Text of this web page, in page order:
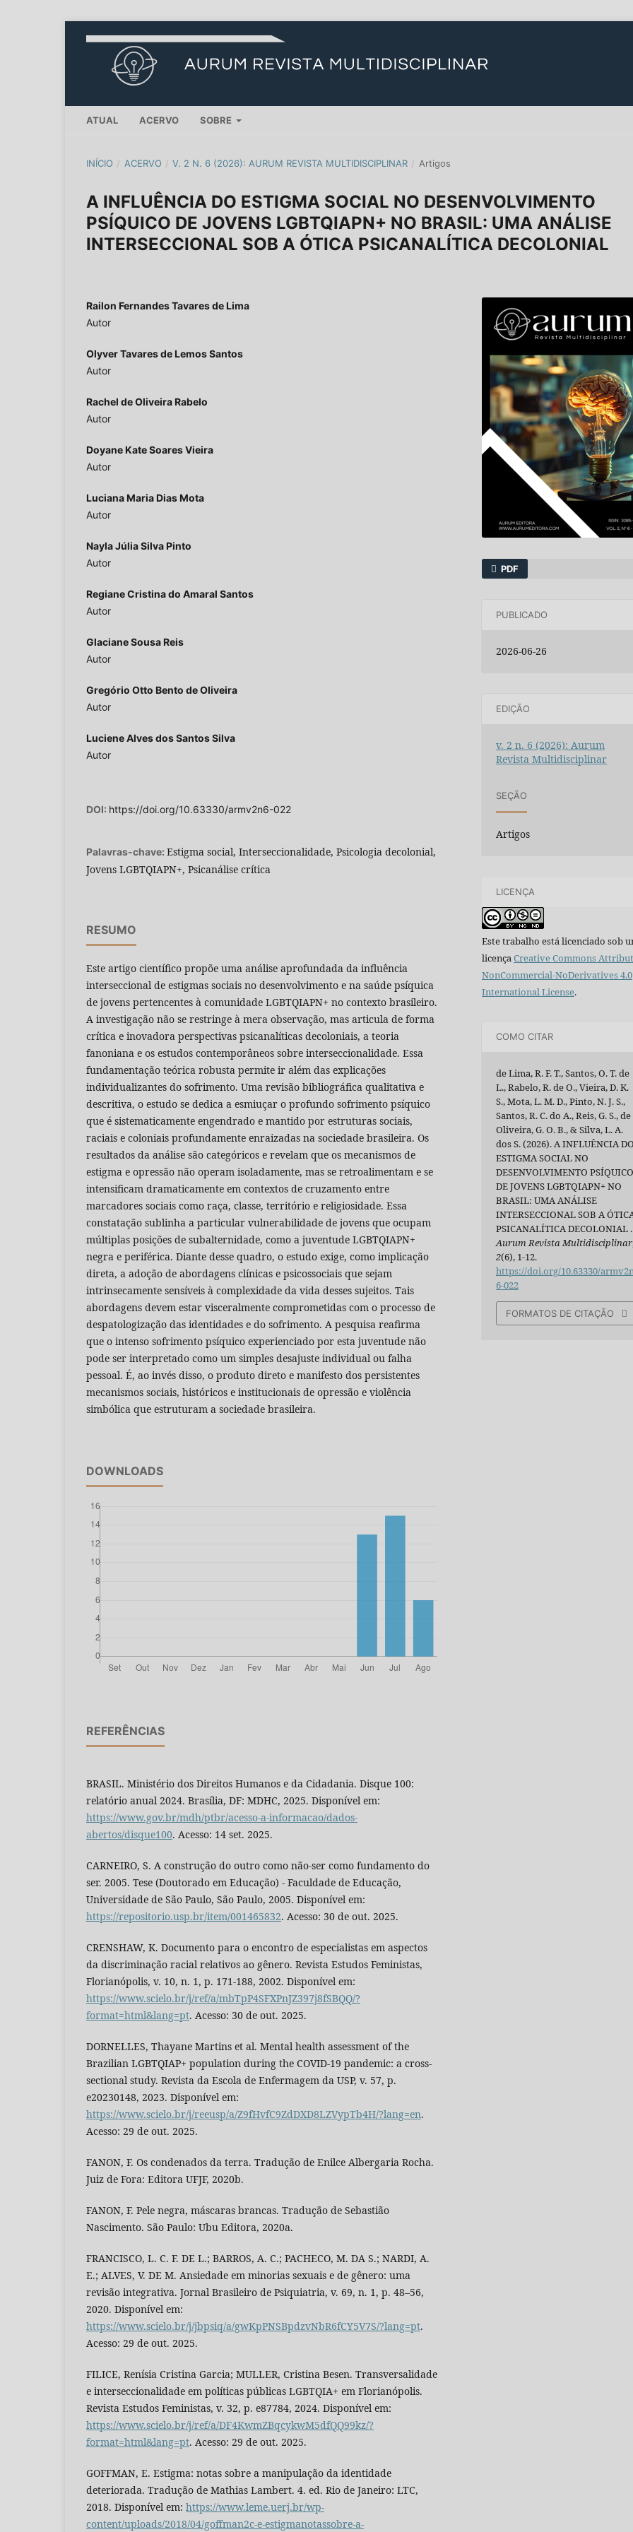
ATUAL ACERVO SOBRE
INÍCIO / ACERVO / V. 2 N. 6 (2026): AURUM REVISTA MULTIDISCIPLINAR / Artigos
A INFLUÊNCIA DO ESTIGMA SOCIAL NO DESENVOLVIMENTO
PSÍQUICO DE JOVENS LGBTQIAPN+ NO BRASIL: UMA ANÁLISE
INTERSECCIONAL SOB A ÓTICA PSICANALÍTICA DECOLONIAL
Railon Fernandes Tavares de Lima
Autor
Olyver Tavares de Lemos Santos
Autor
Rachel de Oliveira Rabelo
Autor
Doyane Kate Soares Vieira
Autor
Luciana Maria Dias Mota
Autor
Nayla Júlia Silva Pinto
Autor
Regiane Cristina do Amaral Santos
Autor
Glaciane Sousa Reis
Autor
Gregório Otto Bento de Oliveira
Autor
Luciene Alves dos Santos Silva
Autor
DOI: https://doi.org/10.63330/armv2n6-022
Palavras-chave: Estigma social, Interseccionalidade, Psicologia decolonial,
Jovens LGBTQIAPN+, Psicanálise crítica
RESUMO
Este artigo científico propõe uma análise aprofundada da influência
interseccional de estigmas sociais no desenvolvimento e na saúde psíquica
de jovens pertencentes à comunidade LGBTQIAPN+ no contexto brasileiro.
A investigação não se restringe à mera observação, mas articula de forma
crítica e inovadora perspectivas psicanalíticas decoloniais, a teoria
fanoniana e os estudos contemporâneos sobre interseccionalidade. Essa
fundamentação teórica robusta permite ir além das explicações
individualizantes do sofrimento. Uma revisão bibliográfica qualitativa e
descritiva, o estudo se dedica a esmiuçar o profundo sofrimento psíquico
que é sistematicamente engendrado e mantido por estruturas sociais,
raciais e coloniais profundamente enraizadas na sociedade brasileira. Os
resultados da análise são categóricos e revelam que os mecanismos de
estigma e opressão não operam isoladamente, mas se retroalimentam e se
intensificam dramaticamente em contextos de cruzamento entre
marcadores sociais como raça, classe, território e religiosidade. Essa
constatação sublinha a particular vulnerabilidade de jovens que ocupam
múltiplas posições de subalternidade, como a juventude LGBTQIAPN+
negra e periférica. Diante desse quadro, o estudo exige, como implicação
direta, a adoção de abordagens clínicas e psicossociais que sejam
intrinsecamente sensíveis à complexidade da vida desses sujeitos. Tais
abordagens devem estar visceralmente comprometidas com o processo de
despatologização das identidades e do sofrimento. A pesquisa reafirma
que o intenso sofrimento psíquico experienciado por esta juventude não
pode ser interpretado como um simples desajuste individual ou falha
pessoal. É, ao invés disso, o produto direto e manifesto dos persistentes
mecanismos sociais, históricos e institucionais de opressão e violência
simbólica que estruturam a sociedade brasileira.
DOWNLOADS
REFERÊNCIAS
BRASIL. Ministério dos Direitos Humanos e da Cidadania. Disque 100:
relatório anual 2024. Brasília, DF: MDHC, 2025. Disponível em:
https://www.gov.br/mdh/ptbr/acesso-a-informacao/dados-
abertos/disque100. Acesso: 14 set. 2025.
CARNEIRO, S. A construção do outro como não-ser como fundamento do
ser. 2005. Tese (Doutorado em Educação) - Faculdade de Educação,
Universidade de São Paulo, São Paulo, 2005. Disponível em:
https://repositorio.usp.br/item/001465832. Acesso: 30 de out. 2025.
CRENSHAW, K. Documento para o encontro de especialistas em aspectos
da discriminação racial relativos ao gênero. Revista Estudos Feministas,
Florianópolis, v. 10, n. 1, p. 171-188, 2002. Disponível em:
https://www.scielo.br/j/ref/a/mbTpP4SFXPnJZ397j8fSBQQ/?
format=html&lang=pt. Acesso: 30 de out. 2025.
DORNELLES, Thayane Martins et al. Mental health assessment of the
Brazilian LGBTQIAP+ population during the COVID-19 pandemic: a cross-
sectional study. Revista da Escola de Enfermagem da USP, v. 57, p.
e20230148, 2023. Disponível em:
https://www.scielo.br/j/reeusp/a/Z9fHvfC9ZdDXD8LZVypTb4H/?lang=en.
Acesso: 29 de out. 2025.
FANON, F. Os condenados da terra. Tradução de Enilce Albergaria Rocha.
Juiz de Fora: Editora UFJF, 2020b.
FANON, F. Pele negra, máscaras brancas. Tradução de Sebastião
Nascimento. São Paulo: Ubu Editora, 2020a.
FRANCISCO, L. C. F. DE L.; BARROS, A. C.; PACHECO, M. DA S.; NARDI, A.
E.; ALVES, V. DE M. Ansiedade em minorias sexuais e de gênero: uma
revisão integrativa. Jornal Brasileiro de Psiquiatria, v. 69, n. 1, p. 48–56,
2020. Disponível em:
https://www.scielo.br/j/jbpsiq/a/gwKpPNSBpdzvNbR6fCY5V7S/?lang=pt.
Acesso: 29 de out. 2025.
FILICE, Renísia Cristina Garcia; MULLER, Cristina Besen. Transversalidade
e interseccionalidade em políticas públicas LGBTQIA+ em Florianópolis.
Revista Estudos Feministas, v. 32, p. e87784, 2024. Disponível em:
https://www.scielo.br/j/ref/a/DF4KwmZBqcykwM5dfQQ99kz/?
format=html&lang=pt. Acesso: 29 de out. 2025.
GOFFMAN, E. Estigma: notas sobre a manipulação da identidade
deteriorada. Tradução de Mathias Lambert. 4. ed. Rio de Janeiro: LTC,
2018. Disponível em: https://www.leme.uerj.br/wp-
content/uploads/2018/04/goffman2c-e-estigmanotassobre-a-
PDF
PUBLICADO
2026-06-26
EDIÇÃO
v. 2 n. 6 (2026): Aurum
Revista Multidisciplinar
SEÇÃO
Artigos
LICENÇA
Este trabalho está licenciado sob
licençaCreative Commons
NonCommercial-NoDerivatives 4.0
International License.
COMO CITAR
de Lima, R. F. T., Santos, O. T. de
L., Rabelo, R. de O., Vieira, D. K.
S., Mota, L. M. D., Pinto, N. J. S.,
Santos, R. C. do A., Reis, G. S., de
Oliveira, G. O. B., & Silva, L. A.
dos S. (2026). A INFLUÊNCIA
ESTIGMA SOCIAL NO
DESENVOLVIMENTO
DE JOVENS LGBTQIAPN+ NO
BRASIL: UMA ANÁLISE
INTERSECCIONAL SOB A
PSICANALÍTICA DECOLONIAL .
Aurum Revista Multidisciplinar
2(6), 1-12.
https://doi.org/10.63330/
6-022
FORMATOS DE CITAÇÃO